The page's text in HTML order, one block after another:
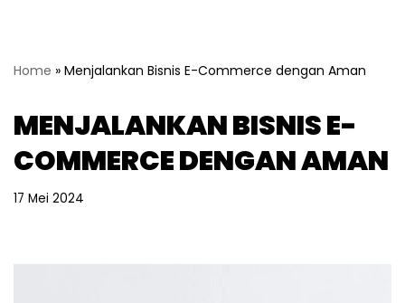
Home » Menjalankan Bisnis E-Commerce dengan Aman
MENJALANKAN BISNIS E-
COMMERCE DENGAN AMAN
17 Mei 2024